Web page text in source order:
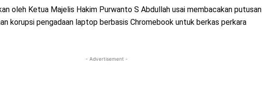
oleh Ketua Majelis Hakim Purwanto S Abdullah usai membacakan putusan
korupsi pengadaan laptop berbasis Chromebook untuk berkas perkara
- Advertisement -